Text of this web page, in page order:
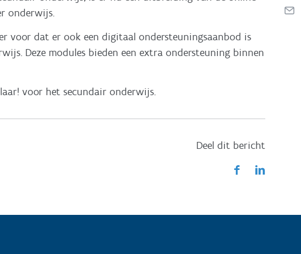
onderwijs.
voor dat er ook een digitaal ondersteuningsaanbod is
Deze modules bieden een extra ondersteuning binnen
voor het secundair onderwijs.
Deel dit bericht